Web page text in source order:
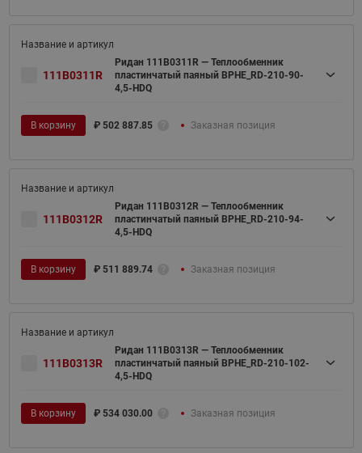
111B0311R
Ридан 111B0311R — Теплообменник
пластинчатый паяный BPHE_RD-210-90-
4,5-HDQ
В корзину ₽ 502 887.85 Заказная позиция
111B0312R
Ридан 111B0312R — Теплообменник
пластинчатый паяный BPHE_RD-210-94-
4,5-HDQ
В корзину ₽ 511 889.74 Заказная позиция
111B0313R
Ридан 111B0313R — Теплообменник
пластинчатый паяный BPHE_RD-210-102-
4,5-HDQ
В корзину ₽ 534 030.00 Заказная позиция